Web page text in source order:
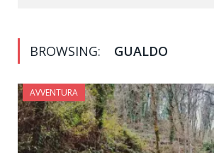
BROWSING: GUALDO
AVVENTURA